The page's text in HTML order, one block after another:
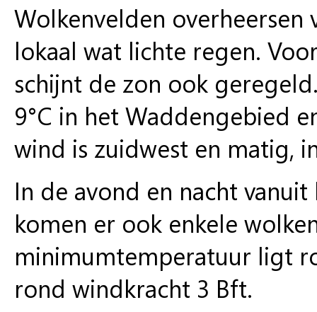
Wolkenvelden
lokaal wat lichte regen.
schijnt de zon ook
9°C in het Waddengebied
wind is zuidwest en matig,
In de avond en nacht
komen er ook enkele
minimumtemperatuur ligt
rond windkracht 3 Bft.